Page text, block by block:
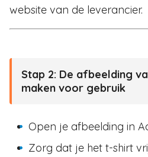
website van de leverancier.
Stap 2: De afbeelding
maken voor gebruik
Open je afbeelding in
Zorg dat je het t-shirt